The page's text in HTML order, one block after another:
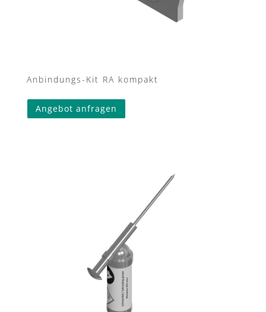
Anbindungs-Kit RA kompakt
Angebot anfragen